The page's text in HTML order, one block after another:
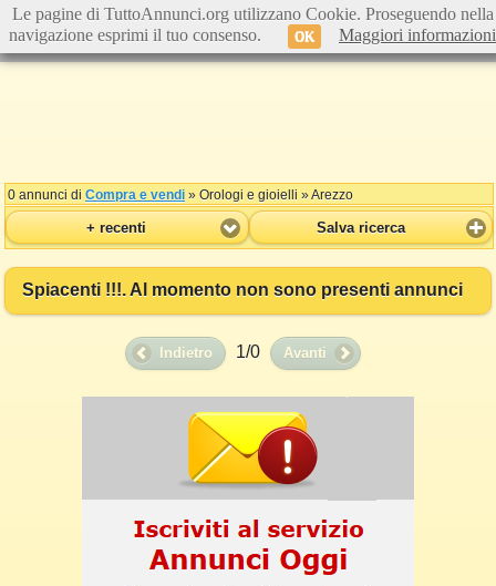
0 annunci di Compra e vendi » Orologi e gioielli » Arezzo
+ recenti Salva ricerca
Spiacenti !!!. Al momento non sono presenti annunci
Indietro 1/0 Avanti
Le pagine di TuttoAnnunci.org utilizzano Cookie. Proseguendo nella
navigazione esprimi il tuo consenso.
OK Maggiori informazioni